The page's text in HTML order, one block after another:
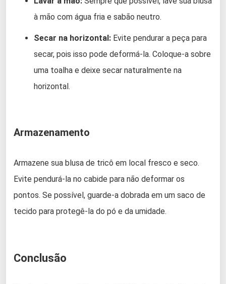
à mão com água fria e sabão neutro.
Secar na horizontal: Evite pendurar a peça para
secar, pois isso pode deformá-la. Coloque-a sobre
uma toalha e deixe secar naturalmente na
horizontal.
Armazenamento
Armazene sua blusa de tricô em local fresco e seco.
Evite pendurá-la no cabide para não deformar os
pontos. Se possível, guarde-a dobrada em um saco de
tecido para protegê-la do pó e da umidade.
Conclusão